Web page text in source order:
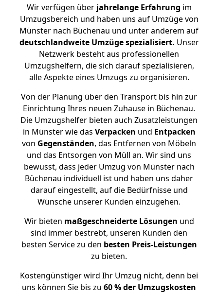
Wir verfügen überjahrelange Erfahrung im
Umzugsbereich und haben uns auf Umzüge von
Münster nach Büchenau und unter anderem auf
deutschlandweite Umzüge spezialisiert. Unser
Netzwerk besteht aus professionellen
Umzugshelfern, die sich darauf spezialisieren,
alle Aspekte eines Umzugs zu organisieren.
Von der Planung über den Transport bis hin zur
Einrichtung Ihres neuen Zuhause in Büchenau.
Die Umzugshelfer bieten auch Zusatzleistungen
in Münster wie das Verpacken und Entpacken
von Gegenständen, das Entfernen von Möbeln
und das Entsorgen von Müll an. Wir sind uns
bewusst, dass jeder Umzug von Münster nach
Büchenau individuell ist und haben uns daher
darauf eingestellt, auf die Bedürfnisse und
Wünsche unserer Kunden einzugehen.
Wir bieten maßgeschneiderte Lösungen und
sind immer bestrebt, unseren Kunden den
besten Service zu den besten Preis-Leistungen
zu bieten.
Kostengünstiger wird Ihr Umzug nicht, denn bei
uns können Sie bis zu 60 % der Umzugskosten